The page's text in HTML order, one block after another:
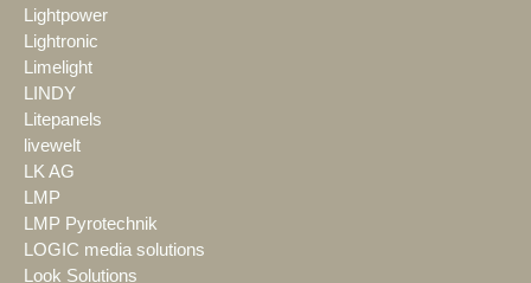
Lightpower
Lightronic
Limelight
LINDY
Litepanels
livewelt
LK AG
LMP
LMP Pyrotechnik
LOGIC media solutions
Look Solutions